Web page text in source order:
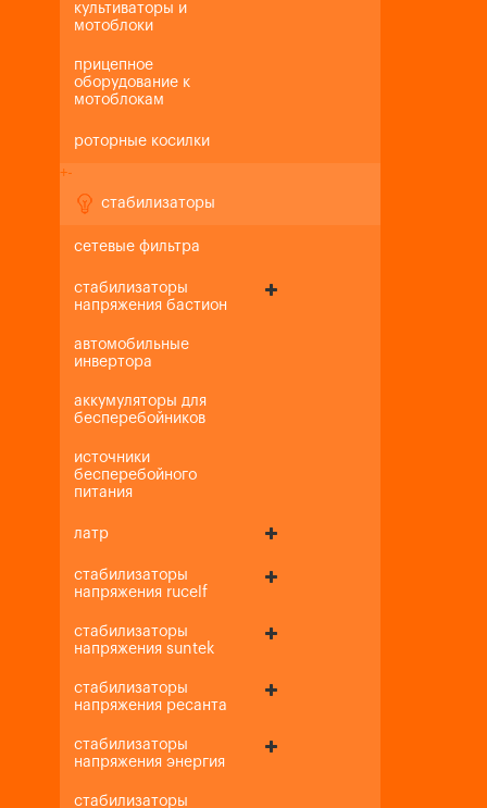
культиваторы и
мотоблоки
прицепное
оборудование к
мотоблокам
роторные косилки
+-
стабилизаторы
сетевые фильтра
стабилизаторы
напряжения бастион
автомобильные
инвертора
аккумуляторы для
бесперебойников
источники
бесперебойного
питания
латр
стабилизаторы
напряжения rucelf
стабилизаторы
напряжения suntek
стабилизаторы
напряжения ресанта
стабилизаторы
напряжения энергия
стабилизаторы